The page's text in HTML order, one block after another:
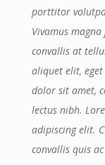
porttitor
Vivamus
convallis at
aliquet elit,
dolor sit amet,
lectus nibh.
adipiscing elit.
convallis quis